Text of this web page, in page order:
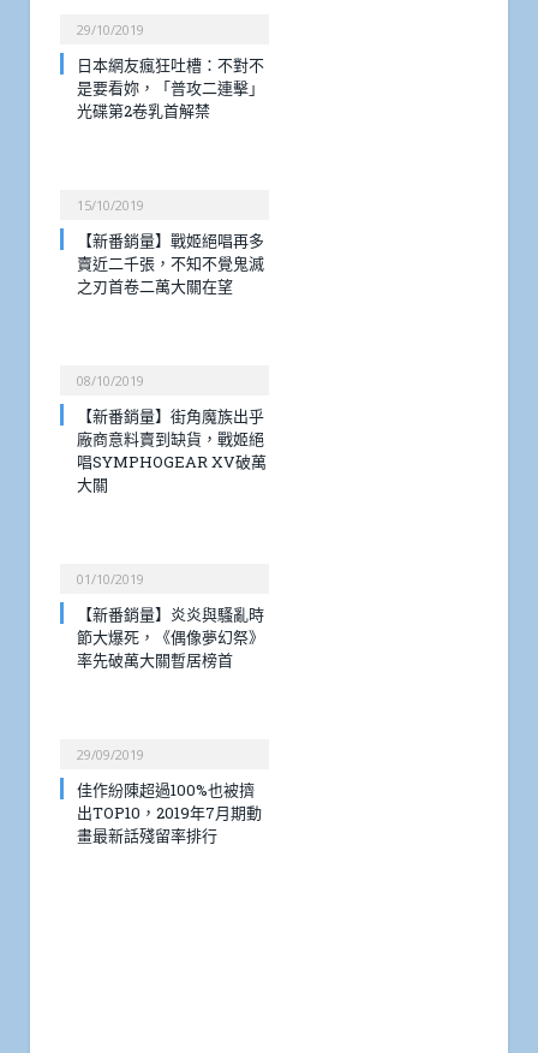
29/10/2019
日本網友瘋狂吐槽：不對不
是要看妳，「普攻二連擊」
光碟第2卷乳首解禁
15/10/2019
【新番銷量】戰姬絕唱再多
賣近二千張，不知不覺鬼滅
之刃首卷二萬大關在望
08/10/2019
【新番銷量】街角魔族出乎
廠商意料賣到缺貨，戰姬絕
唱SYMPHOGEAR XV破萬
大關
01/10/2019
【新番銷量】炎炎與騷亂時
節大爆死，《偶像夢幻祭》
率先破萬大關暫居榜首
29/09/2019
佳作紛陳超過100%也被擠
出TOP10，2019年7月期動
畫最新話殘留率排行